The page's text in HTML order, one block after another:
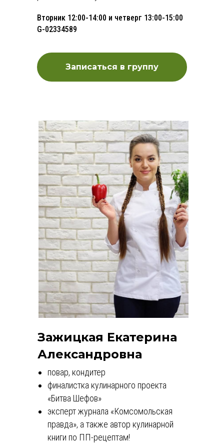
Вторник 12:00-14:00 и четверг 13:00-15:00
G-02334589
Записаться в группу
Зажицкая Екатерина
Александровна
повар, кондитер
финалистка кулинарного проекта
«Битва Шефов»
эксперт журнала «Комсомольская
правда», а также автор кулинарной
книги по ПП-рецептам!